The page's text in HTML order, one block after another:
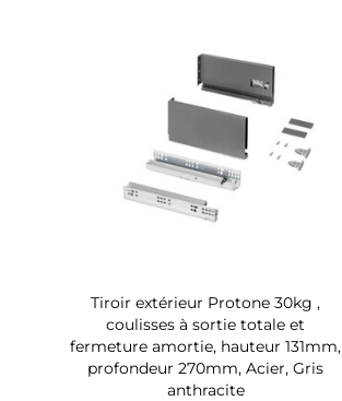
Tiroir extérieur Protone 30kg ,
coulisses à sortie totale et
fermeture amortie, hauteur 131mm,
profondeur 270mm, Acier, Gris
anthracite